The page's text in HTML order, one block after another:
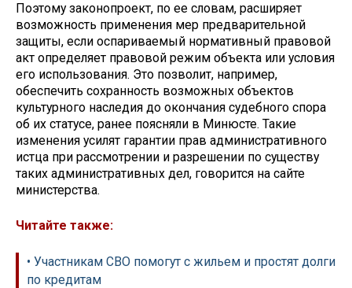
Поэтому законопроект, по ее словам, расширяет
возможность применения мер предварительной
защиты, если оспариваемый нормативный правовой
акт определяет правовой режим объекта или условия
его использования. Это позволит, например,
обеспечить сохранность возможных объектов
культурного наследия до окончания судебного спора
об их статусе, ранее поясняли в Минюсте. Такие
изменения усилят гарантии прав административного
истца при рассмотрении и разрешении по существу
таких административных дел, говорится на сайте
министерства.
Читайте также:
• Участникам СВО помогут с жильем и простят долги
по кредитам